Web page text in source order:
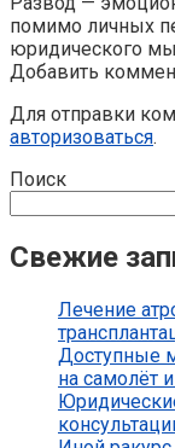
помимо личных
юридического
Добавить
Для отправки
авторизоваться.
Поиск
Свежие
Лечение
Доступные
на самолёт